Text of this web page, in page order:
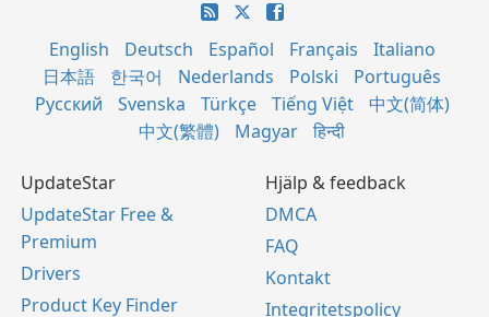
English Deutsch Español Français
Italiano
日本語
한국어 Nederlands Polski
Português
Русский
Svenska Türkçe Tiếng Việt
中文(简体)
中文(繁體)
Magyar हिन्दी
UpdateStar
UpdateStar Free &
Premium
Drivers
Product Key Finder
Hjälp & feedback
DMCA
FAQ
Kontakt
Integritetspolicy